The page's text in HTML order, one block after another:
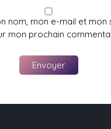
nom, mon e-mail et mon
mon prochain